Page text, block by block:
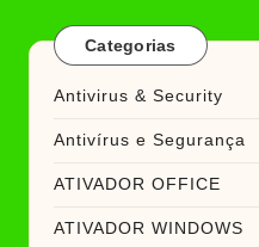
Categorias
Antivirus & Security
Antivírus e Segurança
ATIVADOR OFFICE
ATIVADOR WINDOWS